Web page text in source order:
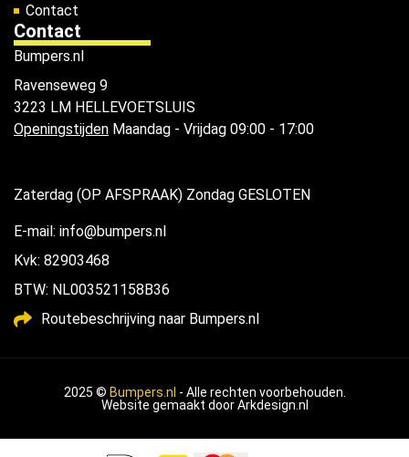
Contact
Contact
Bumpers.nl
Ravenseweg 9
3223 LM HELLEVOETSLUIS
Openingstijden Maandag - Vrijdag 09:00 - 17:00
Zaterdag (OP AFSPRAAK) Zondag GESLOTEN
E-mail: info@bumpers.nl
Kvk: 82903468
BTW: NL003521158B36
Routebeschrijving naar Bumpers.nl
2025 © Bumpers.nl - Alle rechten voorbehouden.
Website gemaakt doorArkdesign.nl